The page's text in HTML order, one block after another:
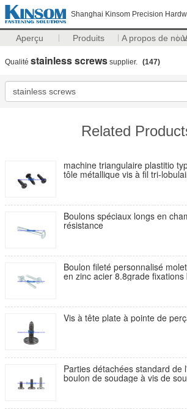
Shanghai Kinsom Precision
Aperçu Produits A propos de
Qualité stainless screws supplier. (147)
Related
machine triangulaire plastitio
tôle métallique vis à fil tri-
Boulons spéciaux longs en
résistance
Boulon fileté personnalisé
en zinc acier 8.8grade
Vis à tête plate à pointe de
Parties détachées standard de
boulon de soudage à vis de